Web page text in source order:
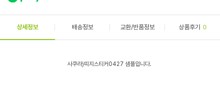
상세정보 배송정보 교환/반품정보 상품후기 0
사쿠라)띠지스티커0427 샘플입니다.